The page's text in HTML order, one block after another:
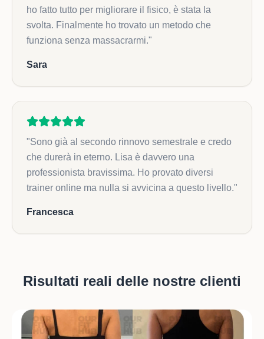
ho fatto tutto per migliorare il fisico, è stata la
svolta. Finalmente ho trovato un metodo che
funziona senza massacrarmi."
Sara
"Sono già al secondo rinnovo semestrale e credo
che durerà in eterno. Lisa è davvero una
professionista bravissima. Ho provato diversi
trainer online ma nulla si avvicina a questo livello."
Francesca
Risultati reali delle nostre clienti